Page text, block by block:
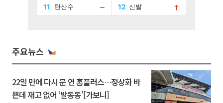
주요뉴스
22일 만에 다시 문 연 홈플러스…정상화 바
쁜데 재고 없어 ‘발동동’[가보니]